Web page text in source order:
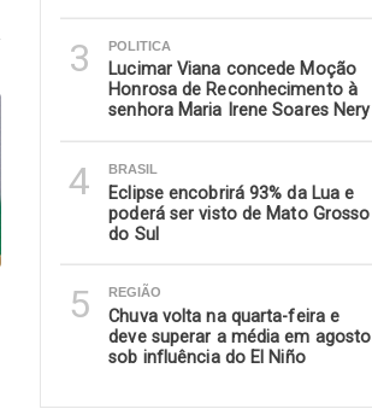
3 POLITICA
Lucimar Viana concede Moção
Honrosa de Reconhecimento à
senhora Maria Irene Soares Nery
4 BRASIL
Eclipse encobrirá 93% da Lua e
poderá ser visto de Mato Grosso
do Sul
5 REGIÃO
Chuva volta na quarta-feira e
deve superar a média em agosto
sob influência do El Niño